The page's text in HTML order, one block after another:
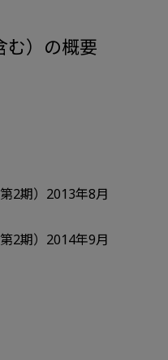
む）の概要
2期）2013年8月
2期）2014年9月